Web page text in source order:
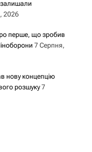
залишали
2026
перше, що зробив
7 Серпня,
нову концепцію
розшуку 7